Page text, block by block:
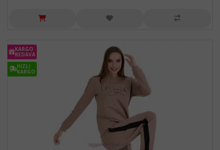
KARGO
BEDAVA
HIZLI
KARGO